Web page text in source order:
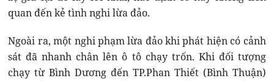
quan đến kẻ tình nghi lừa đảo.
Ngoài ra, một nghi phạm lừa đảo khi phát hiện có cảnh
sát đã nhanh chân lên ô tô chạy trốn. Khi đối tượng
chạy từ Bình Dương đến TP.Phan Thiết (Bình Thuận)